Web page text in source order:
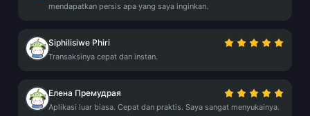
mendapatkan persis apa yang saya inginkan.
Siphilisiwe Phiri
Transaksinya cepat dan instan.
Елена Премудрая
Aplikasi luar biasa. Cepat dan praktis. Saya sangat menyukainya.